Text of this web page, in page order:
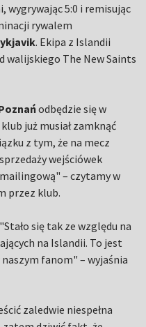
wygrywając 5:0 i remisując
rywalem
. Ekipa z Islandii
walijskiego The New Saints
odbędzie się w
już musiał zamknąć
z tym, że na mecz
wejściówek
– czytamy w
przez klub.
się tak ze względu na
na Islandii. To jest
fanom" – wyjaśnia
zaledwie niespełna